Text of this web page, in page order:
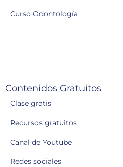
Curso Odontología
Contenidos Gratuitos
Clase gratis
Recursos gratuitos
Canal de Youtube
Redes sociales